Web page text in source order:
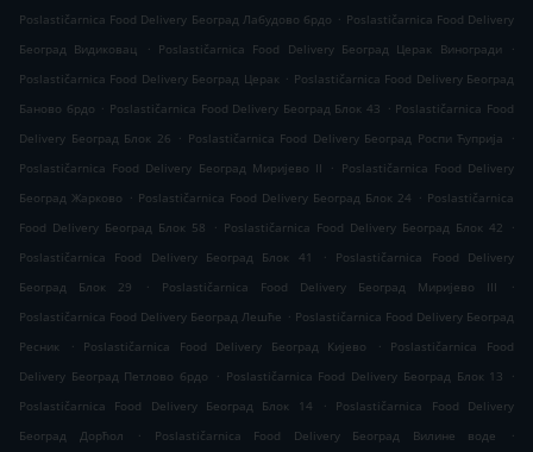
Poslastičarnica Food Delivery Београд Лабудово брдо . Poslastičarnica Food Delivery
Београд Видиковац
. Poslastičarnica Food Delivery Београд Церак Виногради
.
Poslastičarnica Food Delivery Београд Церак . Poslastičarnica Food Delivery Београд
Баново брдо . Poslastičarnica Food Delivery Београд Блок 43 . Poslastičarnica Food
Delivery Београд Блок 26 . Poslastičarnica Food Delivery Београд Роспи Ћуприја
.
Poslastičarnica Food Delivery Београд Миријево II
. Poslastičarnica Food Delivery
Београд Жарково . Poslastičarnica Food Delivery Београд Блок 24 . Poslastičarnica
Food Delivery Београд Блок 58
. Poslastičarnica Food Delivery Београд Блок 42
.
Poslastičarnica Food Delivery Београд Блок 41
.
Poslastičarnica Food Delivery
Београд Блок 29
. Poslastičarnica Food Delivery Београд Миријево III
.
Poslastičarnica Food Delivery Београд Лешће . Poslastičarnica Food Delivery Београд
Ресник
. Poslastičarnica Food Delivery Београд Кијево .
Poslastičarnica Food
Delivery Београд Петлово брдо
. Poslastičarnica Food Delivery Београд Блок 13
.
Poslastičarnica Food Delivery Београд Блок 14
.
Poslastičarnica Food Delivery
Београд Дорћол
. Poslastičarnica Food Delivery Београд Вилине воде
.